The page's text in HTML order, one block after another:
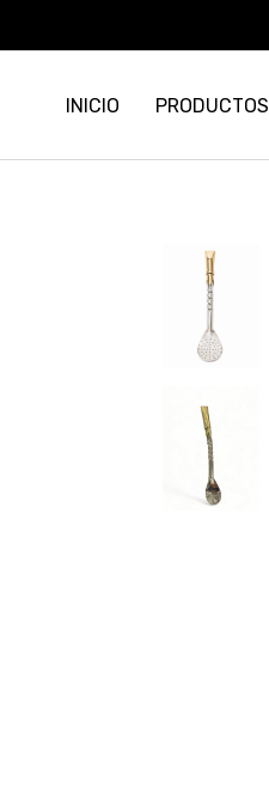
INICIO PRODUCTOS